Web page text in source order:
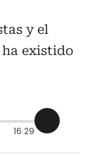
y el
ha existido
16:29